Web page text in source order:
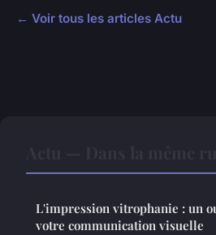
← Voir tous les articles Actu
L'impression vitrophanie : un
votre communication visuelle